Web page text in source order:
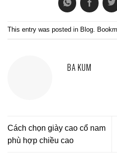
This entry was posted in Blog.
BA KUM
Cách chọn giày cao cổ nam
phù hợp chiều cao